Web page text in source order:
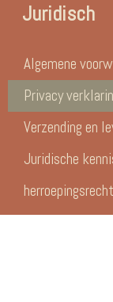
Juridisch
Algemene
Privacy
Verzending en
Juridische
herroepingsrecht